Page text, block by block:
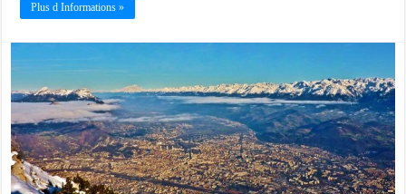
Plus d Informations »